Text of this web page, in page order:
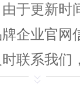
于更新时
企业官网
联系我们
错>>